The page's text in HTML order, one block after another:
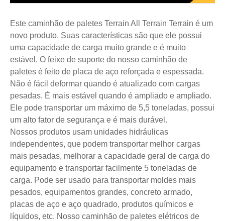
Este caminhão de paletes Terrain All Terrain Terrain é um
novo produto. Suas características são que ele possui
uma capacidade de carga muito grande e é muito
estável. O feixe de suporte do nosso caminhão de
paletes é feito de placa de aço reforçada e espessada.
Não é fácil deformar quando é atualizado com cargas
pesadas. É mais estável quando é ampliado e ampliado.
Ele pode transportar um máximo de 5,5 toneladas, possui
um alto fator de segurança e é mais durável.
Nossos produtos usam unidades hidráulicas
independentes, que podem transportar melhor cargas
mais pesadas, melhorar a capacidade geral de carga do
equipamento e transportar facilmente 5 toneladas de
carga. Pode ser usado para transportar moldes mais
pesados, equipamentos grandes, concreto armado,
placas de aço e aço quadrado, produtos químicos e
líquidos, etc. Nosso caminhão de paletes elétricos de